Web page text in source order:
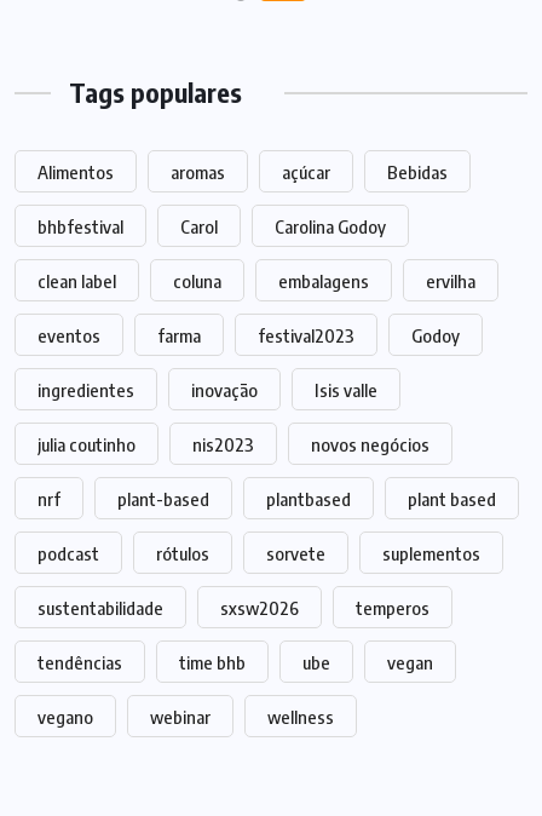
Tags populares
Alimentos aromas açúcar Bebidas
bhbfestival Carol Carolina Godoy
clean label coluna embalagens ervilha
eventos farma festival2023 Godoy
ingredientes inovação Isis valle
julia coutinho nis2023 novos negócios
nrf plant-based plantbased plant based
podcast rótulos sorvete suplementos
sustentabilidade sxsw2026 temperos
tendências time bhb ube vegan
vegano webinar wellness